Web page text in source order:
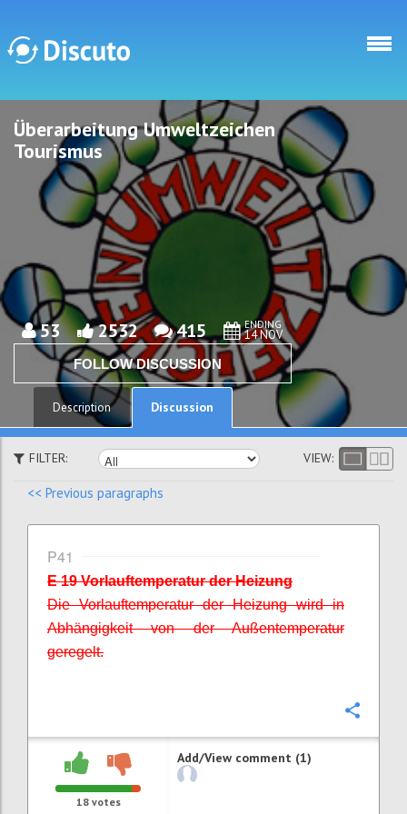
Discuto
Discuto
Überarbeitung Umweltzeichen
Tourismus
53 2532 415 ENDING
14 NOV
FOLLOW DISCUSSION
Description Discussion
FILTER: VIEW:
<< Previous paragraphs
P41
E 19 Vorlauftemperatur der Heizung
Die Vorlauftemperatur der Heizung wird in
Abhängigkeit von der Außentemperatur
geregelt.
18votes
Add/View comment (1)